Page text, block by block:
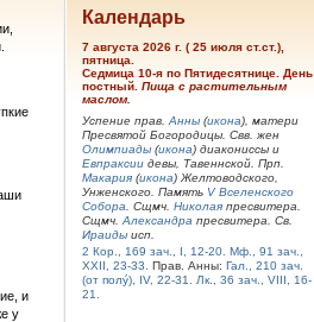
Календарь
7 августа 2026 г. ( 25 июля ст.ст.),
пятница.
Седмица 10-я по Пятидесятнице. День
постный. Пища с растительным
маслом.
Успение прав. Анны (икона), матери
Пресвятой Богородицы. Свв. жен
Олимпиады (икона) диакониссы и
Евпраксии девы, Тавеннской. Прп.
Макария (икона) Желтоводского,
Унженского. Память V Вселенского
Собора . Сщмч. Николая пресвитера.
Сщмч. Александра пресвитера. Св.
Ираиды исп.
2 Кор., 169 зач., I, 12-20. Мф., 91 зач.,
XXII, 23-33.
Прав. Анны: Гал., 210 зач.
(от полу́), IV, 22-31.
Лк., 36 зач., VIII, 16-
21.
и
у